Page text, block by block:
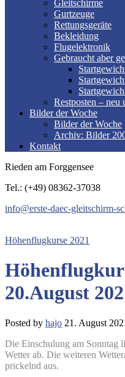
Gleitschirme
Gurtzeuge
Rettungsgeräte
Bekleidung
Flugelektronik
Gebraucht aber
Restposten – neu
Bilder der Woche
Bilder der Woche
Archiv: Bilder
Kontakt
Rieden am Forggensee
Tel.: (+49) 08362-37038
info@erste-daec-gleitschirm-
Höhenflugkurse 2021
20.August
Posted by hajo 21. August
Die Einschulung am Sonntag
Wetter ab. Die weiteren
prickelnd aus.